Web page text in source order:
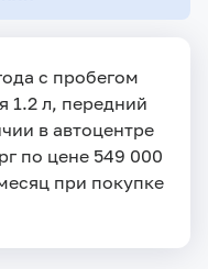
с пробегом
1.2 л, передний
в автоцентре
по цене 549 000
при покупке